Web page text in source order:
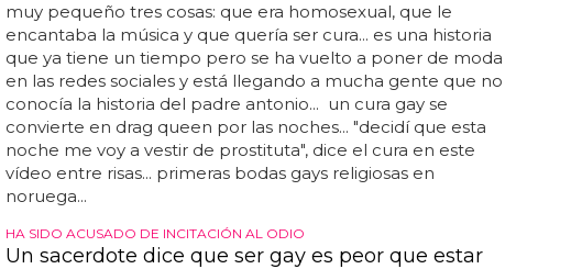
muy pequeño tres cosas: que era homosexual, que le
encantaba la música y que quería ser cura... es una historia
que ya tiene un tiempo pero se ha vuelto a poner de moda
en las redes sociales y está llegando a mucha gente que no
conocía la historia del padre antonio... un cura gay se
convierte en drag queen por las noches... "decidí que esta
noche me voy a vestir de prostituta", dice el cura en este
vídeo entre risas... primeras bodas gays religiosas en
noruega...
HA SIDO ACUSADO DE INCITACIÓN AL ODIO
Un sacerdote dice que ser gay es peor que estar